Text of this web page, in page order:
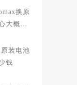
换原
大概多
装电池
钱